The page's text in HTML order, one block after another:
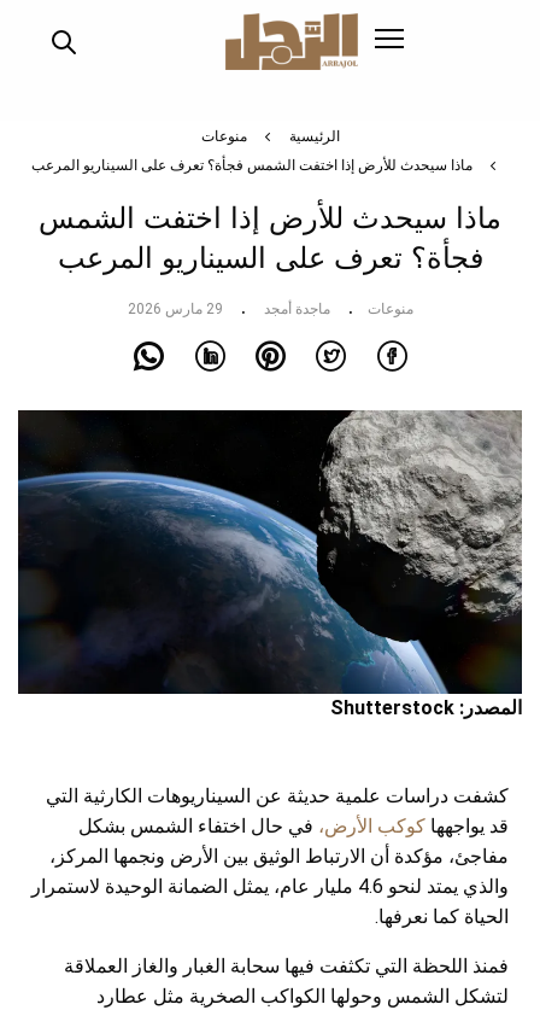
الرئيسية
منوعات
ماذا سيحدث للأرض إذا اختفت الشمس فجأة؟ تعرف على السيناريو المرعب
ماذا سيحدث للأرض إذا اختفت الشمس
فجأة؟ تعرف على السيناريو المرعب
منوعات ماجدة أمجد 29 مارس 2026
المصدر: Shutterstock
كشفت دراسات علمية حديثة عن السيناريوهات الكارثية التي
قد يواجهها كوكب الأرض، في حال اختفاء الشمس بشكل
مفاجئ، مؤكدة أن الارتباط الوثيق بين الأرض ونجمها المركز،
والذي يمتد لنحو 4.6 مليار عام، يمثل الضمانة الوحيدة لاستمرار
الحياة كما نعرفها.
فمنذ اللحظة التي تكثفت فيها سحابة الغبار والغاز العملاقة
لتشكل الشمس وحولها الكواكب الصخرية مثل عطارد